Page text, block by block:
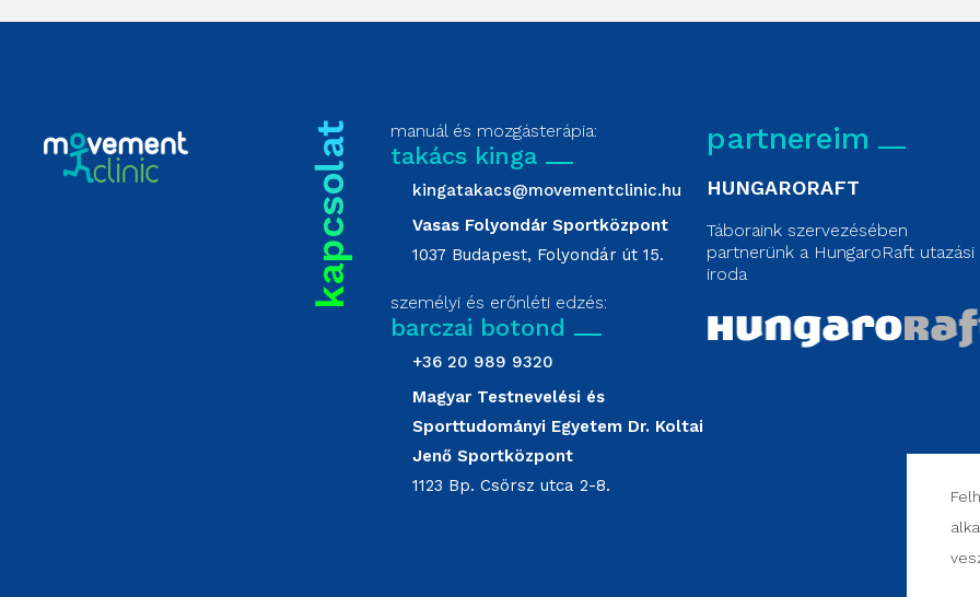
manuál és mozgásterápia:
takács kinga
kingatakacs@movementclinic.hu
Vasas Folyondár Sportközpont
1037 Budapest, Folyondár út 15.
személyi és erőnléti edzés:
barczai botond
+36 20 989 9320
Magyar Testnevelési és
Sporttudományi Egyetem Dr. Koltai
Jenő Sportközpont
1123 Bp. Csörsz utca 2-8.
partnereim
HUNGARORAFT
Táboraink szervezésében
partnerünk a HungaroRaft utazási
iroda